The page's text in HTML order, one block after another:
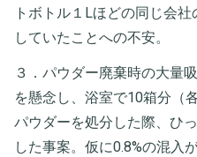
トボトル１Lほどの同じ会
していたことへの不安。
３．パウダー廃棄時の大量
を懸念し、浴室で10箱分（
パウダーを処分した際、ひ
した事案。仮に0.8%の混入